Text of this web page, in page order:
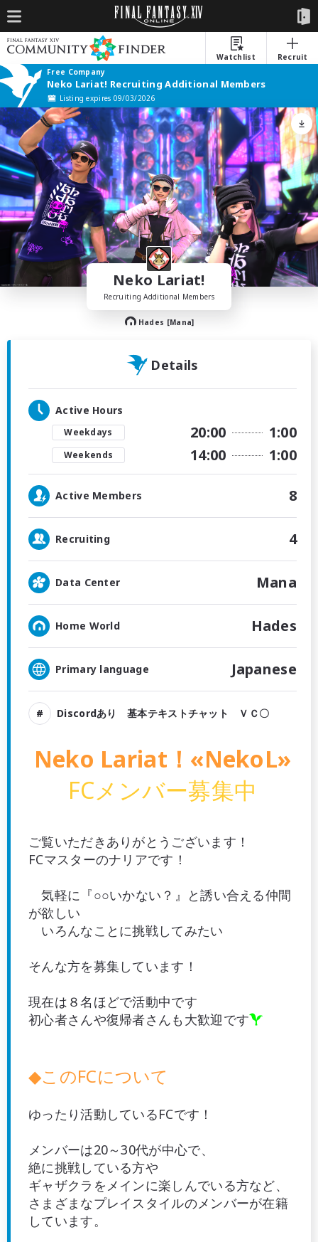
Watchlist
Recruit
Free Company
Neko Lariat! Recruiting Additional Members
Listing expires 09/03/2026
Neko Lariat!
Recruiting Additional Members
Hades [Mana]
Details
Active Hours
Weekdays 20:00 1:00
Weekends 14:00 1:00
Active Members 8
Recruiting 4
Data Center Mana
Home World Hades
Primary language Japanese
Discordあり 基本テキストチャット ＶＣ〇
Neko Lariat！«NekoL»
FCメンバー募集中
ご覧いただきありがとうございます！
FCマスターのナリアです！
気軽に『○○いかない？』と誘い合える仲間
が欲しい
いろんなことに挑戦してみたい
そんな方を募集しています！
現在は８名ほどで活動中です
初心者さんや復帰者さんも大歓迎です
◆このFCについて
ゆったり活動しているFCです！
メンバーは20～30代が中心で、
絶に挑戦している方や
ギャザクラをメインに楽しんでいる方など、
さまざまなプレイスタイルのメンバーが在籍
しています。